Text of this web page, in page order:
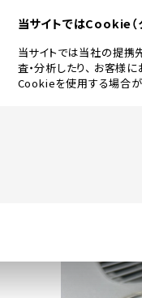
当サイトではCookie（
当サイトでは当社の提携
査・分析したり、 お客様に
Cookieを使用する場合が
JEWELRY &